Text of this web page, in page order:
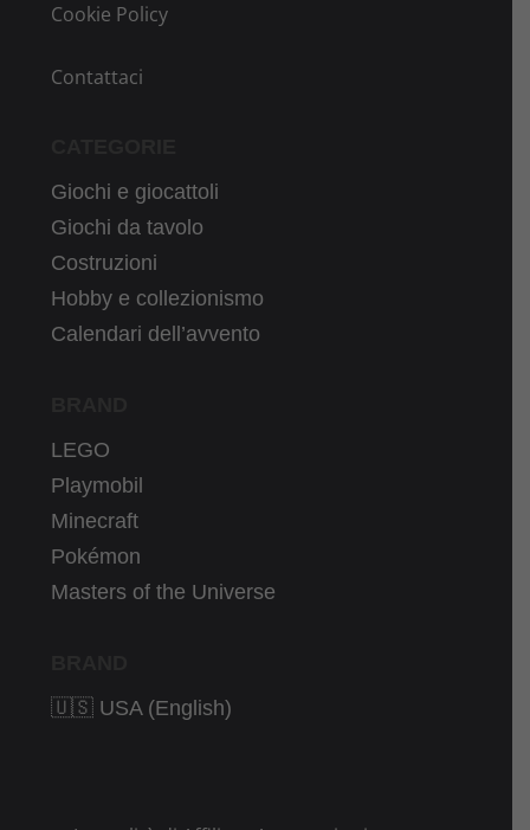
Cookie Policy
Contattaci
Giochi e giocattoli
Giochi da tavolo
Costruzioni
Hobby e collezionismo
Calendari dell’avvento
LEGO
Playmobil
Minecraft
Pokémon
Masters of the Universe
🇺🇸 USA (English)